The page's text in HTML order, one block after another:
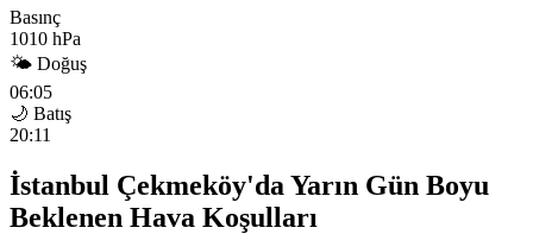
Basınç
1010 hPa
🌤 Doğuş
06:05
🌙 Batış
20:11
İstanbul Çekmeköy'da Yarın Gün Boyu
Beklenen Hava Koşulları